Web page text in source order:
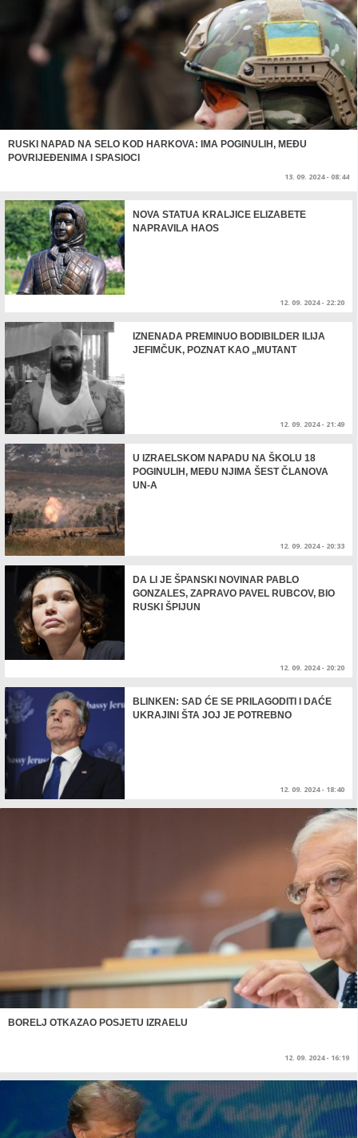
RUSKI NAPAD NA SELO KOD HARKOVA: IMA POGINULIH, MEĐU
POVRIJEĐENIMA I SPASIOCI
13. 09. 2024 - 08:44
NOVA STATUA KRALJICE ELIZABETE
NAPRAVILA HAOS
12. 09. 2024 - 22:20
IZNENADA PREMINUO BODIBILDER ILIJA
JEFIMČUK, POZNAT KAO „MUTANT
12. 09. 2024 - 21:49
U IZRAELSKOM NAPADU NA ŠKOLU 18
POGINULIH, MEĐU NJIMA ŠEST ČLANOVA
UN-A
12. 09. 2024 - 20:33
DA LI JE ŠPANSKI NOVINAR PABLO
GONZALES, ZAPRAVO PAVEL RUBCOV, BIO
RUSKI ŠPIJUN
12. 09. 2024 - 20:20
BLINKEN: SAD ĆE SE PRILAGODITI I DAĆE
UKRAJINI ŠTA JOJ JE POTREBNO
12. 09. 2024 - 18:40
BORELJ OTKAZAO POSJETU IZRAELU
12. 09. 2024 - 16:19